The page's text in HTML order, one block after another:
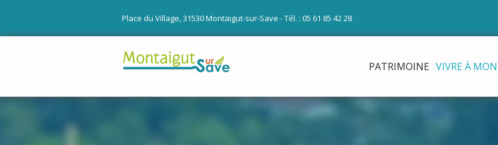
Place du Village, 31530 Montaigut-sur-Save - Tél. : 05 61 85 42 28
PATRIMOINE VIVRE À